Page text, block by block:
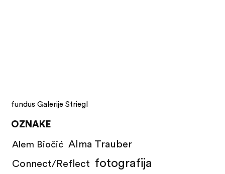
fundus Galerije Striegl
OZNAKE
Alem Biočić Alma Trauber
Connect/Reflect fotografija